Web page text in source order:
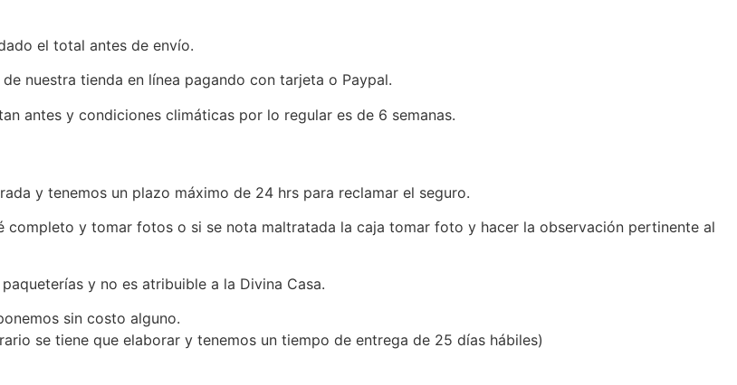
el total antes de envío.
nuestra tienda en línea pagando con tarjeta o Paypal.
antes y condiciones climáticas por lo regular es de 6 semanas.
y tenemos un plazo máximo de 24 hrs para reclamar el seguro.
y tomar fotos o si se nota maltratada la caja tomar foto y hacer la observación pertinente al
y no es atribuible a la Divina Casa.
sin costo alguno.
se tiene que elaborar y tenemos un tiempo de entrega de 25 días hábiles)